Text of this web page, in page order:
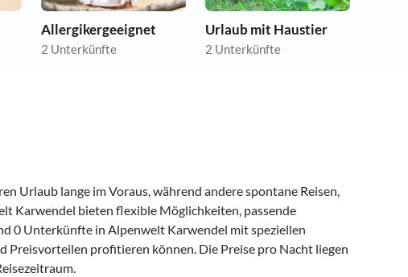
Allergikergeeignet
2 Unterkünfte
Urlaub mit Haustier
2 Unterkünfte
Urlaub lange im Voraus, während andere spontane Reisen,
Karwendel bieten flexible Möglichkeiten, passende
0 Unterkünfte in Alpenwelt Karwendel mit speziellen
profitieren können. Die Preise pro Nacht liegen